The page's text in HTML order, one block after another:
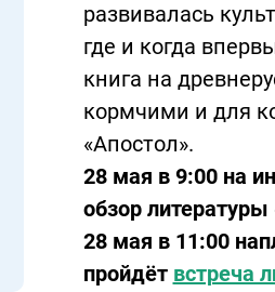
развивалась
где и когда
книга на
кормчими и для
«Апостол».
28 мая в 9:00 на
обзор
28 мая в 11:00
пройдёт встреча